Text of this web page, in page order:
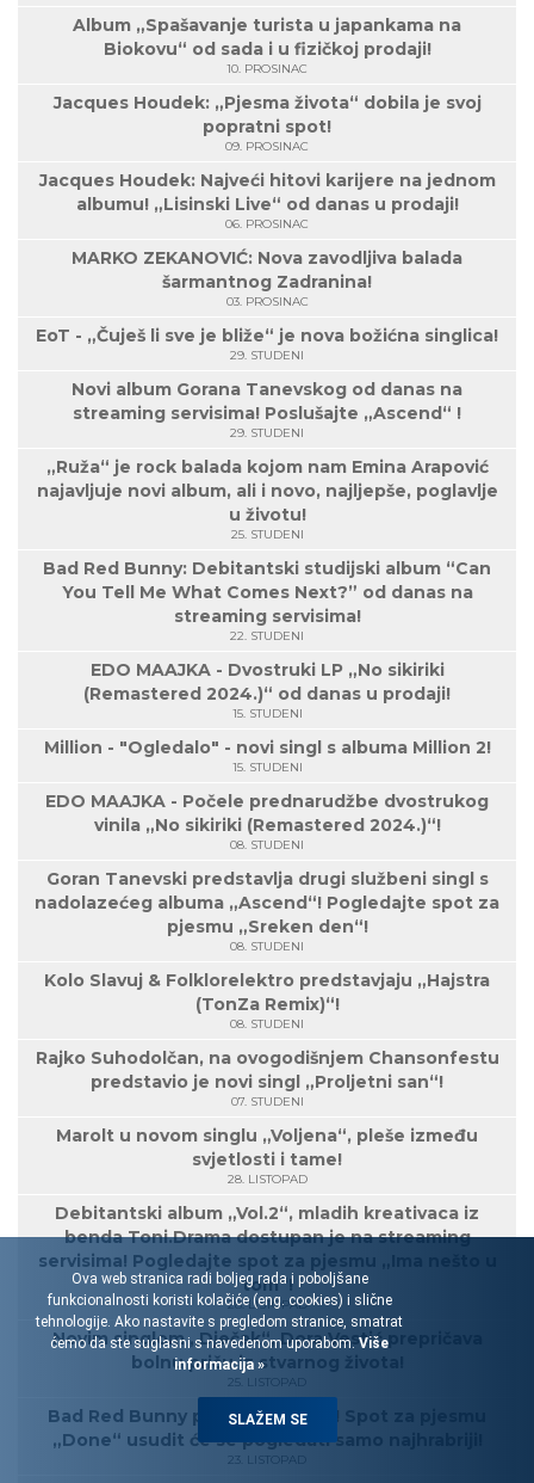
Album „Spašavanje turista u japankama na
Biokovu“ od sada i u fizičkoj prodaji!
10. PROSINAC
Jacques Houdek: „Pjesma života“ dobila je svoj
popratni spot!
09. PROSINAC
Jacques Houdek: Najveći hitovi karijere na jednom
albumu! „Lisinski Live“ od danas u prodaji!
06. PROSINAC
MARKO ZEKANOVIĆ: Nova zavodljiva balada
šarmantnog Zadranina!
03. PROSINAC
EoT - „Čuješ li sve je bliže“ je nova božićna singlica!
29. STUDENI
Novi album Gorana Tanevskog od danas na
streaming servisima! Poslušajte „Ascend“ !
29. STUDENI
„Ruža“ je rock balada kojom nam Emina Arapović
najavljuje novi album, ali i novo, najljepše, poglavlje
u životu!
25. STUDENI
Bad Red Bunny: Debitantski studijski album “Can
You Tell Me What Comes Next?” od danas na
streaming servisima!
22. STUDENI
EDO MAAJKA - Dvostruki LP „No sikiriki
(Remastered 2024.)“ od danas u prodaji!
15. STUDENI
Million - "Ogledalo" - novi singl s albuma Million 2!
15. STUDENI
EDO MAAJKA - Počele prednarudžbe dvostrukog
vinila „No sikiriki (Remastered 2024.)“!
08. STUDENI
Goran Tanevski predstavlja drugi službeni singl s
nadolazećeg albuma „Ascend“! Pogledajte spot za
pjesmu „Sreken den“!
08. STUDENI
Kolo Slavuj & Folklorelektro predstavjaju „Hajstra
(TonZa Remix)“!
08. STUDENI
Rajko Suhodolčan, na ovogodišnjem Chansonfestu
predstavio je novi singl „Proljetni san“!
07. STUDENI
Marolt u novom singlu „Voljena“, pleše između
svjetlosti i tame!
28. LISTOPAD
Debitantski album „Vol.2“, mladih kreativaca iz
benda Toni.Drama dostupan je na streaming
servisima! Pogledajte spot za pjesmu „Ima nešto u
tom“!
28. LISTOPAD
Novim singlom „Dječak“, Dora Vestić prepričava
bolnu priču iz stvarnog života!
25. LISTOPAD
Bad Red Bunny ponovo šokiraju! Spot za pjesmu
„Done“ usudit će se pogledati samo najhrabriji!
23. LISTOPAD
Ova web stranica radi boljeg rada i poboljšane
funkcionalnosti koristi kolačiće (eng. cookies) i slične
tehnologije. Ako nastavite s pregledom stranice, smatrat
ćemo da ste suglasni s navedenom uporabom. Više
informacija »
SLAŽEM SE